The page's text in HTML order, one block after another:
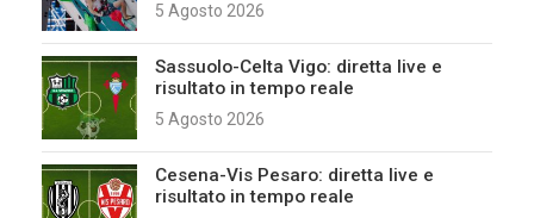
5 Agosto 2026
Sassuolo-Celta Vigo: diretta live e
risultato in tempo reale
5 Agosto 2026
Cesena-Vis Pesaro: diretta live e
risultato in tempo reale